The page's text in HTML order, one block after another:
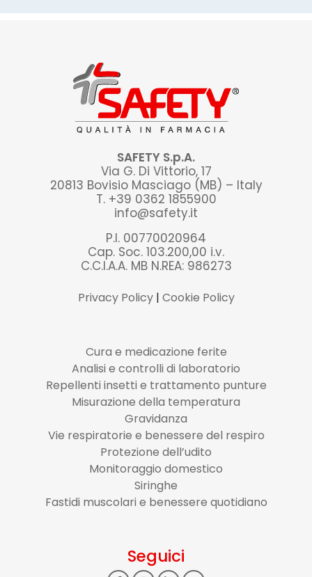
SAFETY S.p.A.
Via G. Di Vittorio, 17
20813 Bovisio Masciago (MB) – Italy
T. +39 0362 1855900
info@safety.it
P.I. 00770020964
Cap. Soc. 103.200,00 i.v.
C.C.I.A.A. MB N.REA: 986273
Privacy Policy| Cookie Policy
Cura e medicazione ferite
Analisi e controlli di laboratorio
Repellenti insetti e trattamento punture
Misurazione della temperatura
Gravidanza
Vie respiratorie e benessere del respiro
Protezione dell’udito
Monitoraggio domestico
Siringhe
Fastidi muscolari e benessere quotidiano
Seguici